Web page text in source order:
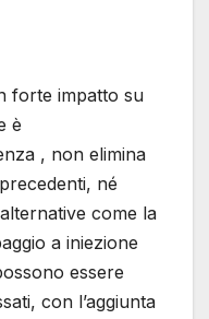
forte impatto su
è
, non elimina
né
come la
a iniezione
essere
con l’aggiunta